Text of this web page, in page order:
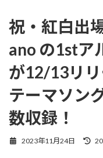
祝・紅白出
ano の1stア
が12/13リ
テーマソン
数収録！
2023年11月24日
最